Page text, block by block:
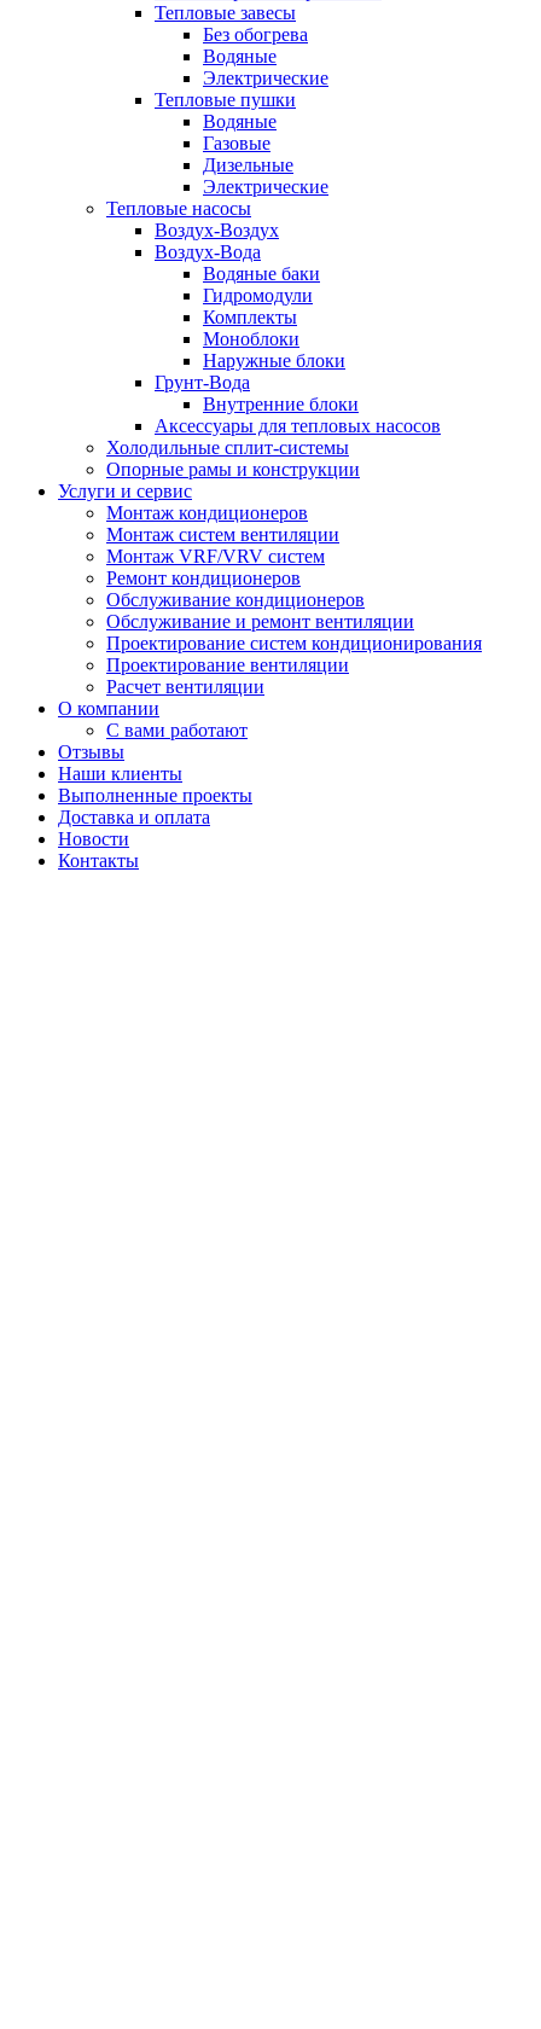
Тепловые завесы
Без обогрева
Водяные
Электрические
Тепловые пушки
Водяные
Газовые
Дизельные
Электрические
Тепловые насосы
Воздух-Воздух
Воздух-Вода
Водяные баки
Гидромодули
Комплекты
Моноблоки
Наружные блоки
Грунт-Вода
Внутренние блоки
Аксессуары для тепловых насосов
Холодильные сплит-системы
Опорные рамы и конструкции
Услуги и сервис
Монтаж кондиционеров
Монтаж систем вентиляции
Монтаж VRF/VRV систем
Ремонт кондиционеров
Обслуживание кондиционеров
Обслуживание и ремонт вентиляции
Проектирование систем кондиционирования
Проектирование вентиляции
Расчет вентиляции
О компании
С вами работают
Отзывы
Наши клиенты
Выполненные проекты
Доставка и оплата
Новости
Контакты